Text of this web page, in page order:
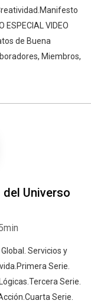
ESPECIAL VIDEO
de Buena
Miembros,
Universo
Servicios y
Serie.
Serie.
Serie.